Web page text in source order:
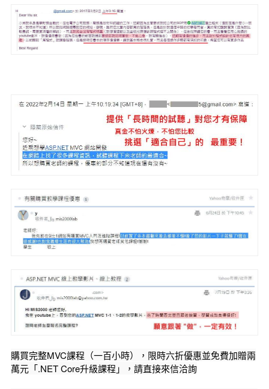
購買完整MVC課程（一百小時），限時六折優惠並免費加贈兩
萬元「.NET Core升級課程」，請直接來信洽詢